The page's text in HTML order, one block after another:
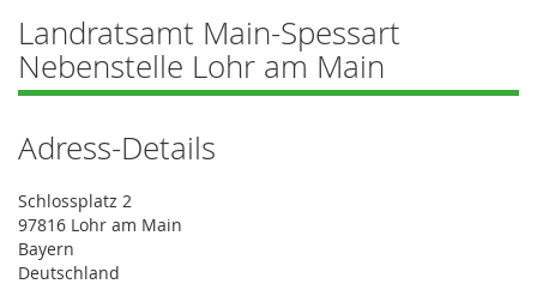
Landratsamt Main-Spessart
Nebenstelle Lohr am Main
Adress-Details
Schlossplatz 2
97816 Lohr am Main
Bayern
Deutschland